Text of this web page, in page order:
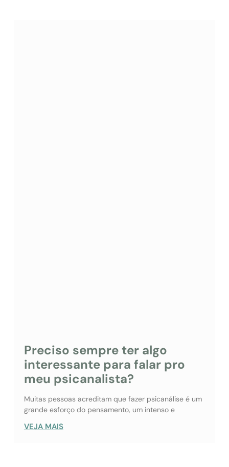
Preciso sempre ter algo
interessante para falar pro
meu psicanalista?
Muitas pessoas acreditam que fazer psicanálise é um
grande esforço do pensamento, um intenso e
VEJA MAIS